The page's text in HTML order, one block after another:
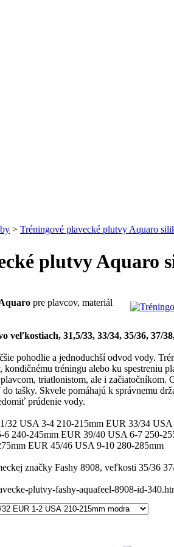
> Tréningové plavecké plutvy Aquaro
plutvy Aquaro
pre plavcov, materiál
veľkostiach, 31,5/33, 33/34, 35/36, 37/
pohodlie a jednoduchší odvod vody.
tréningu alebo ku spestreniu
triatlonistom, ale i začiatočníkom.
tašky. Skvele pomáhajú k správnemu
prúdenie vody.
32 USA 3-4 210-215mm EUR 33/34
240-245mm EUR 39/40 USA 6-7 250-
EUR 45/46 USA 9-10 280-285mm
značky Fashy 8908, veľkosti 35/36
plutvy-fashy-aquafeel-8908-id-